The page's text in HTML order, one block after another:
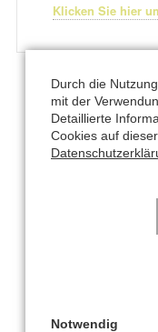
Klicken Sie hier
Büro und Postanschrift
CANTIENICA ®-STUDIO
Kaarst – Düsseldorf
Studio-Adresse in
Durch die
mit der
Detaillierte
Cookies auf
Notwendig